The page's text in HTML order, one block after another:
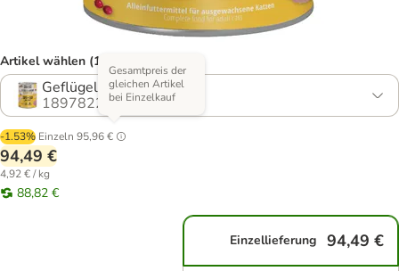
Artikel wählen (17 Varianten)
Geflügel & Cranberry
1897822.5
-1.53% Einzeln 95,96 €
Gesamtpreis der
gleichen Artikel
bei Einzelkauf
94,49 €
4,92 € / kg
88,82 €
Einzellieferung 94,49 €